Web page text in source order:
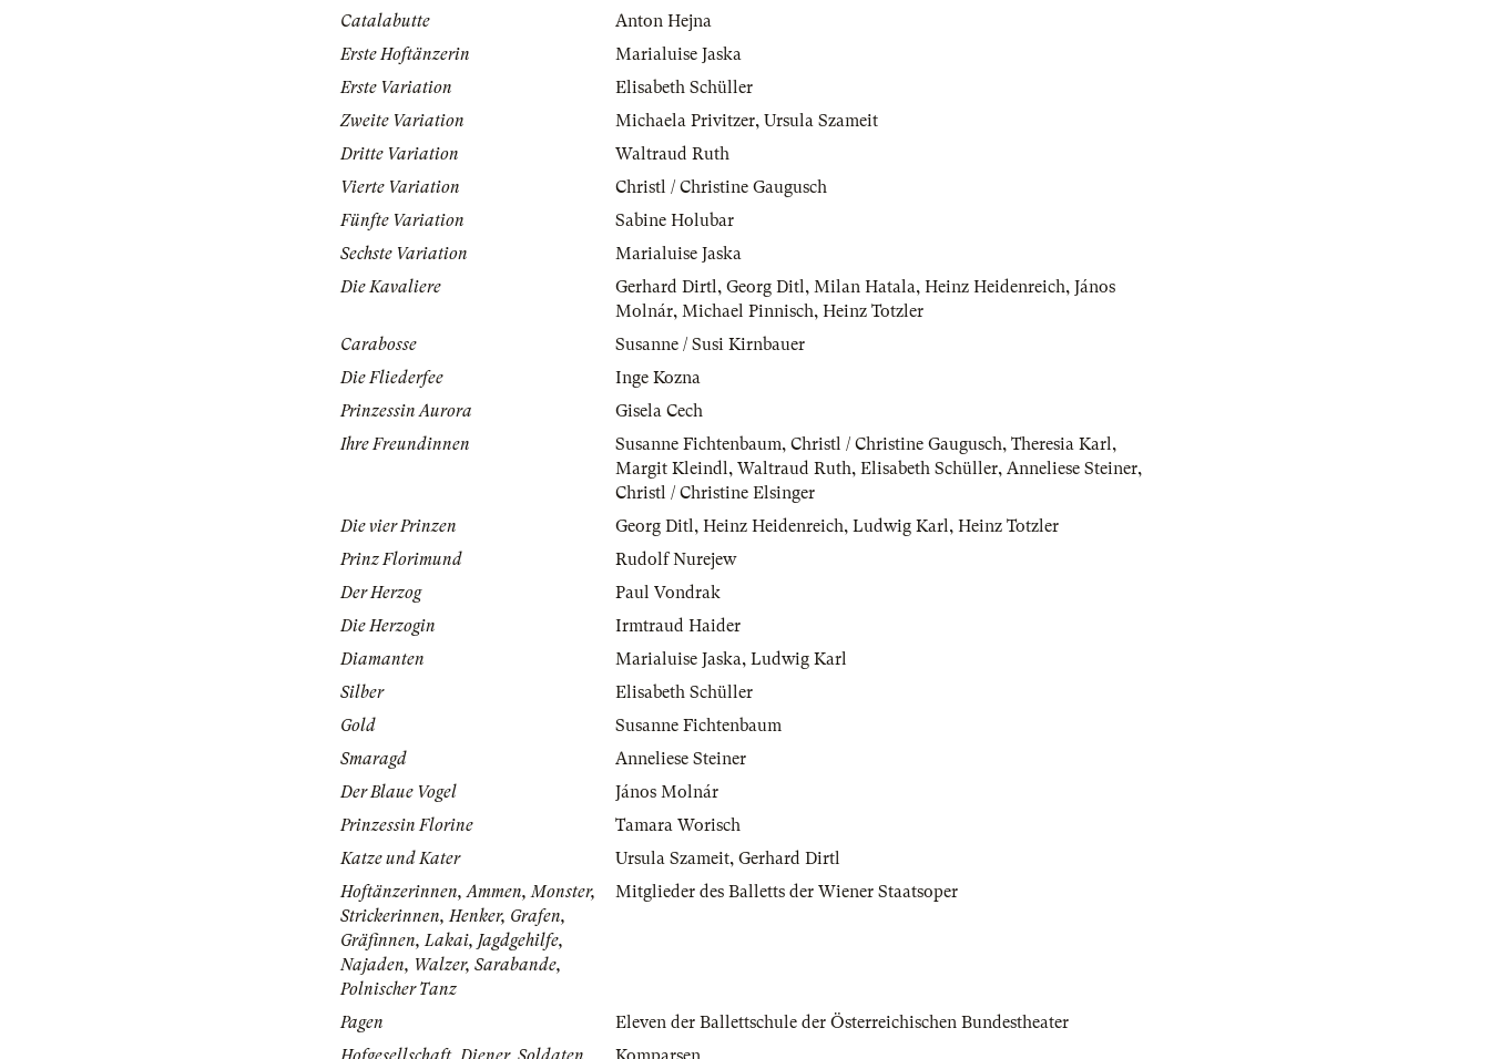
Catalabutte
Anton Hejna
Erste Hoftänzerin
Marialuise Jaska
Erste Variation
Elisabeth Schüller
Zweite Variation
Michaela Privitzer, Ursula Szameit
Dritte Variation
Waltraud Ruth
Vierte Variation
Christl / Christine Gaugusch
Fünfte Variation
Sabine Holubar
Sechste Variation
Marialuise Jaska
Die Kavaliere
Gerhard Dirtl, Georg Ditl, Milan Hatala, Heinz Heidenreich, János
Molnár, Michael Pinnisch, Heinz Totzler
Carabosse
Susanne / Susi Kirnbauer
Die Fliederfee
Inge Kozna
Prinzessin Aurora
Gisela Cech
Ihre Freundinnen
Susanne Fichtenbaum, Christl / Christine Gaugusch, Theresia Karl,
Margit Kleindl, Waltraud Ruth, Elisabeth Schüller, Anneliese Steiner,
Christl / Christine Elsinger
Die vier Prinzen
Georg Ditl, Heinz Heidenreich, Ludwig Karl, Heinz Totzler
Prinz Florimund
Rudolf Nurejew
Der Herzog
Paul Vondrak
Die Herzogin
Irmtraud Haider
Diamanten
Marialuise Jaska, Ludwig Karl
Silber
Elisabeth Schüller
Gold
Susanne Fichtenbaum
Smaragd
Anneliese Steiner
Der Blaue Vogel
János Molnár
Prinzessin Florine
Tamara Worisch
Katze und Kater
Ursula Szameit, Gerhard Dirtl
Hoftänzerinnen, Ammen, Monster,
Strickerinnen, Henker, Grafen,
Gräfinnen, Lakai, Jagdgehilfe,
Najaden, Walzer, Sarabande,
Polnischer Tanz
Mitglieder des Balletts der Wiener Staatsoper
Pagen
Eleven der Ballettschule der Österreichischen Bundestheater